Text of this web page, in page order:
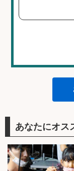
あなたにオス